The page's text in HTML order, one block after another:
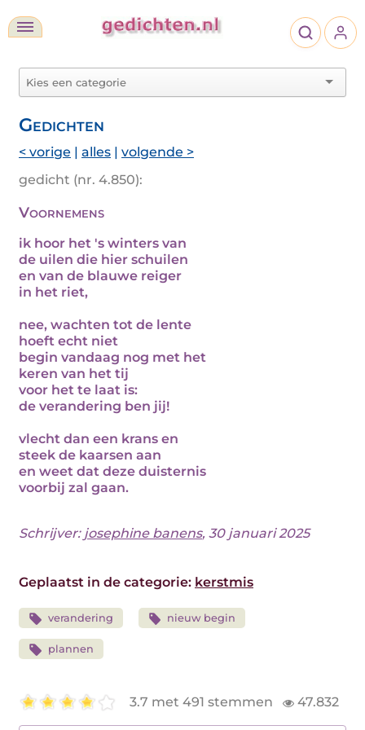
Gedichten
< vorige | alles | volgende >
gedicht (nr. 4.850):
Voornemens
ik hoor het 's winters van
de uilen die hier schuilen
en van de blauwe reiger
in het riet,
nee, wachten tot de lente
hoeft echt niet
begin vandaag nog met het
keren van het tij
voor het te laat is:
de verandering ben jij!
vlecht dan een krans en
steek de kaarsen aan
en weet dat deze duisternis
voorbij zal gaan.
Schrijver: josephine banens, 30 januari 2025
Geplaatst in de categorie: kerstmis
verandering nieuw begin
plannen
3.7 met 491 stemmen 47.832